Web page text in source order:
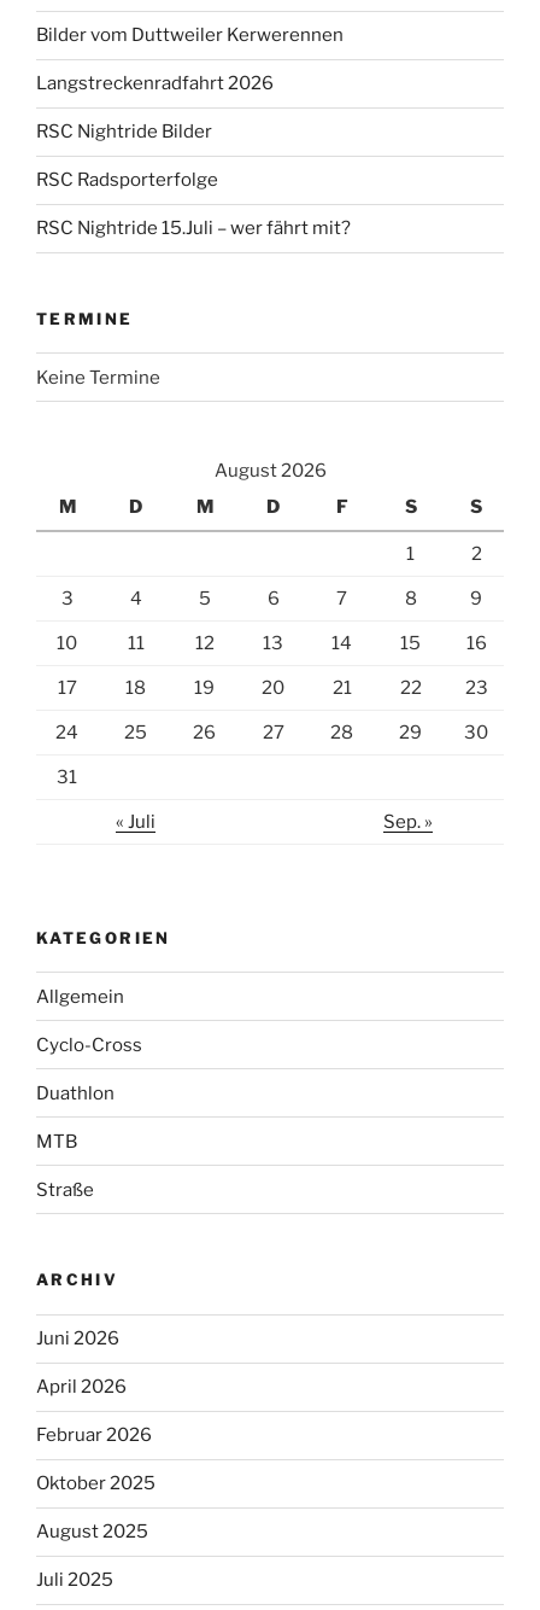
Bilder vom Duttweiler Kerwerennen
Langstreckenradfahrt 2026
RSC Nightride Bilder
RSC Radsporterfolge
RSC Nightride 15.Juli – wer fährt mit?
TERMINE
Keine Termine
August 2026
M
D M D F S S
1 2
3 4 5 6 7 8 9
10 11 12 13 14 15 16
17 18 19 20 21 22 23
24 25 26 27 28 29 30
31
« Juli Sep. »
KATEGORIEN
Allgemein
Cyclo-Cross
Duathlon
MTB
Straße
ARCHIV
Juni 2026
April 2026
Februar 2026
Oktober 2025
August 2025
Juli 2025